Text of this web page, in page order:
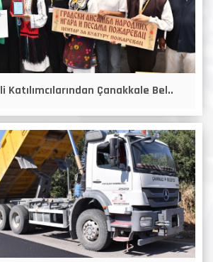
Katılımcılarından Çanakkale Bel..